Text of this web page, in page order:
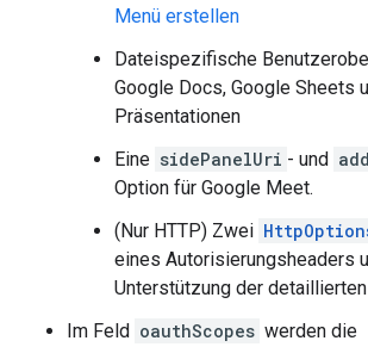
Menü erstellen
Dateispezifische
Google Docs, Google Sheets
Präsentationen
Eine sidePanelUri - und
Option für Google Meet.
(Nur HTTP) Zwei
eines Autorisierungsheaders
Unterstützung der
Im Feld oauthScopes werden die